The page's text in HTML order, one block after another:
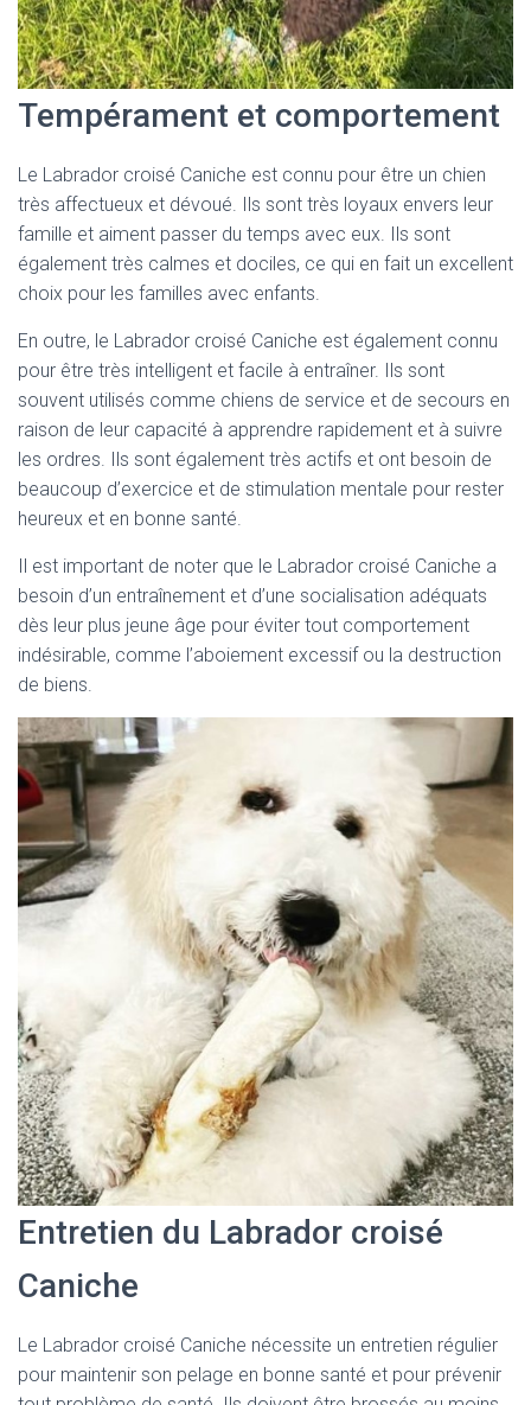
Tempérament et comportement
Le Labrador croisé Caniche est connu pour être un chien
très affectueux et dévoué. Ils sont très loyaux envers leur
famille et aiment passer du temps avec eux. Ils sont
également très calmes et dociles, ce qui en fait un excellent
choix pour les familles avec enfants.
En outre, le Labrador croisé Caniche est également connu
pour être très intelligent et facile à entraîner. Ils sont
souvent utilisés comme chiens de service et de secours en
raison de leur capacité à apprendre rapidement et à suivre
les ordres. Ils sont également très actifs et ont besoin de
beaucoup d’exercice et de stimulation mentale pour rester
heureux et en bonne santé.
Il est important de noter que le Labrador croisé Caniche a
besoin d’un entraînement et d’une socialisation adéquats
dès leur plus jeune âge pour éviter tout comportement
indésirable, comme l’aboiement excessif ou la destruction
de biens.
Entretien du Labrador croisé
Caniche
Le Labrador croisé Caniche nécessite un entretien régulier
pour maintenir son pelage en bonne santé et pour prévenir